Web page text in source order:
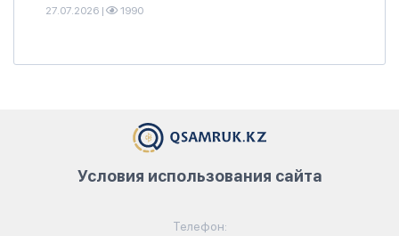
27.07.2026 | 1990
Телефон:
Условия использования сайта